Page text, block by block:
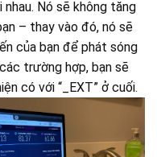
Nó sẽ không tăng
– thay vào đó, nó sẽ
của bạn để phát sóng
trường hợp, bạn sẽ
có với “_EXT” ở cuối.